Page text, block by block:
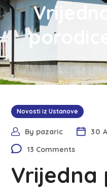
Novosti iz Ustanove
By pazaric
30
13 Comments
Vrijedna